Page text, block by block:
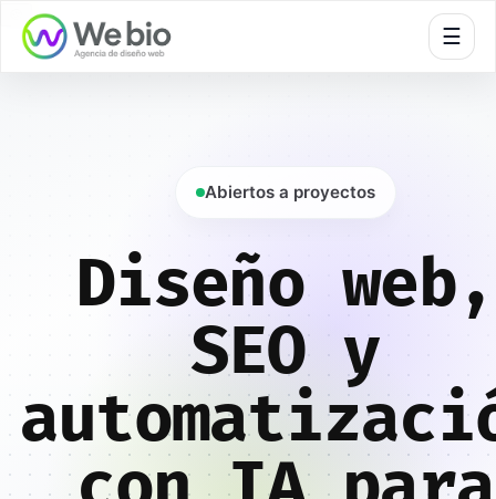
☰
Abiertos a proyectos
Diseño web,
SEO y